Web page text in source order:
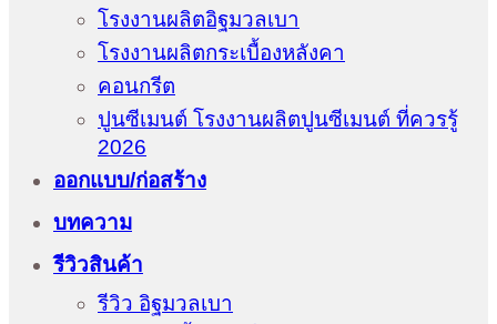
โรงงานผลิตอิฐมวลเบา
โรงงานผลิตกระเบื้องหลังคา
คอนกรีต
ปูนซีเมนต์ โรงงานผลิตปูนซีเมนต์ ที่ควรรู้
2026
ออกแบบ/ก่อสร้าง
บทความ
รีวิวสินค้า
รีวิว อิฐมวลเบา